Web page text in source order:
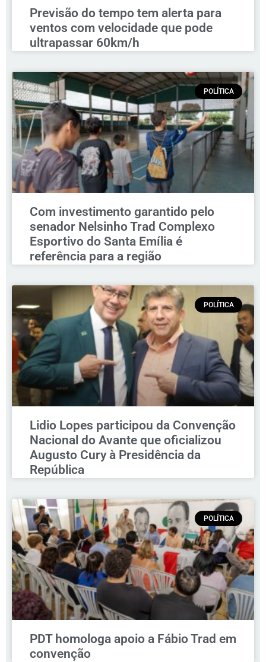
Previsão do tempo tem alerta para
ventos com velocidade que pode
ultrapassar 60km/h
POLÍTICA
Com investimento garantido pelo
senador Nelsinho Trad Complexo
Esportivo do Santa Emília é
referência para a região
POLÍTICA
Lidio Lopes participou da Convenção
Nacional do Avante que oficializou
Augusto Cury à Presidência da
República
POLÍTICA
PDT homologa apoio a Fábio Trad em
convenção